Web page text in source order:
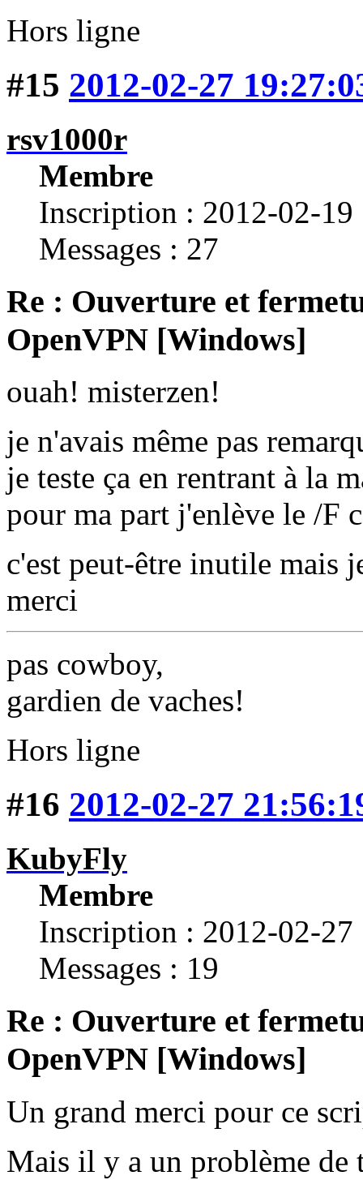
Hors ligne
#15 2012-02-27
rsv1000r
Membre
Inscription : 2012-02-19
Messages : 27
Re : Ouverture et
OpenVPN [Windows]
ouah! misterzen!
je n'avais même pas
je teste ça en rentrant à la
pour ma part j'enlève le /F
c'est peut-être inutile mais
merci
pas cowboy,
gardien de vaches!
Hors ligne
#16 2012-02-27
KubyFly
Membre
Inscription : 2012-02-27
Messages : 19
Re : Ouverture et
OpenVPN [Windows]
Un grand merci pour ce
Mais il y a un problème de